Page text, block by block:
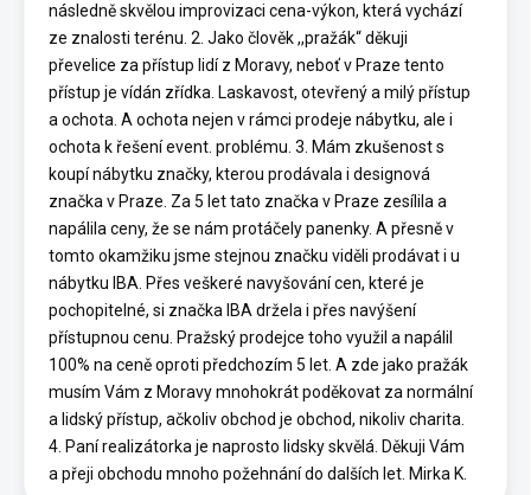
následně skvělou improvizaci cena-výkon, která vychází
ze znalosti terénu. 2. Jako člověk ,,pražák“ děkuji
převelice za přístup lidí z Moravy, neboť v Praze tento
přístup je vídán zřídka. Laskavost, otevřený a milý přístup
a ochota. A ochota nejen v rámci prodeje nábytku, ale i
ochota k řešení event. problému. 3. Mám zkušenost s
koupí nábytku značky, kterou prodávala i designová
značka v Praze. Za 5 let tato značka v Praze zesílila a
napálila ceny, že se nám protáčely panenky. A přesně v
tomto okamžiku jsme stejnou značku viděli prodávat i u
nábytku IBA. Přes veškeré navyšování cen, které je
pochopitelné, si značka IBA držela i přes navýšení
přístupnou cenu. Pražský prodejce toho využil a napálil
100% na ceně oproti předchozím 5 let. A zde jako pražák
musím Vám z Moravy mnohokrát poděkovat za normální
a lidský přístup, ačkoliv obchod je obchod, nikoliv charita.
4. Paní realizátorka je naprosto lidsky skvělá. Děkuji Vám
a přeji obchodu mnoho požehnání do dalších let. Mirka K.